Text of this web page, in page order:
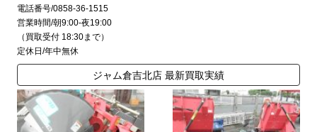
電話番号/0858-36-1515
営業時間/朝9:00-夜19:00
（買取受付 18:30まで）
定休日/年中無休
ジャム倉吉北店 最新買取実績